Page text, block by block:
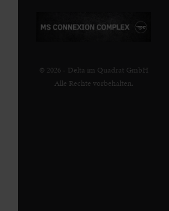
© 2026 - Delta im Quadrat GmbH
Alle Rechte vorbehalten.